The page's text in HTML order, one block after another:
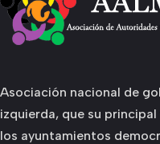
Asociación nacional de
izquierda, que su
los ayuntamientos